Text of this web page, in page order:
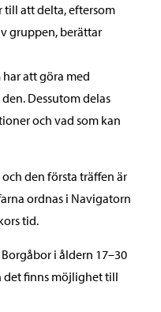
att delta, eftersom
gruppen, berättar
att göra med
Dessutom delas
och vad som kan
den första träffen är
ordnas i Navigatorn
tid.
i åldern 17–30
det finns möjlighet till